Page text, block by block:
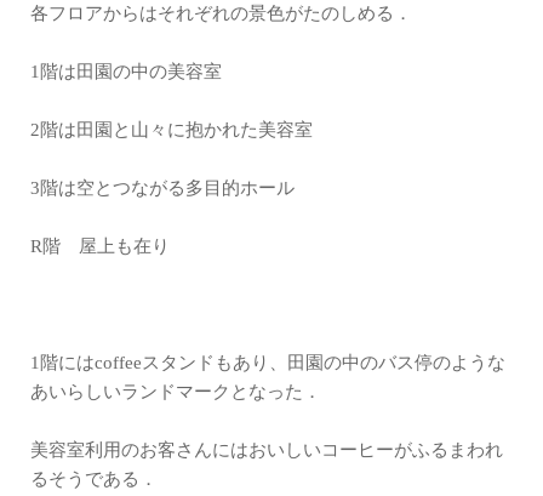
各フロアからはそれぞれの景色がたのしめる．
1階は田園の中の美容室
2階は田園と山々に抱かれた美容室
3階は空とつながる多目的ホール
R階 屋上も在り
1階にはcoffeeスタンドもあり、田園の中のバス停のような
あいらしいランドマークとなった．
美容室利用のお客さんにはおいしいコーヒーがふるまわれ
るそうである．